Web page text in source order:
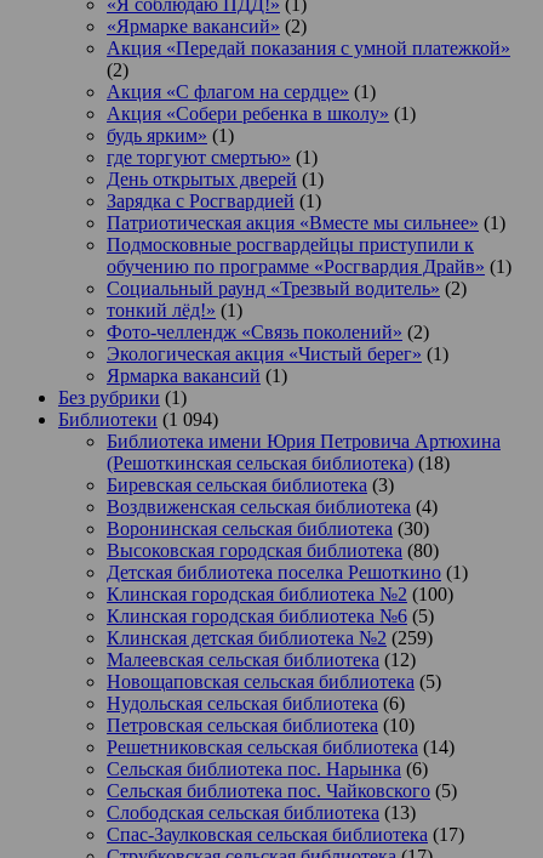
«Ярмарке вакансий» (2)
Акция «Передай показания с умной платежкой»
(2)
Акция «С флагом на сердце» (1)
Акция «Собери ребенка в школу» (1)
будь ярким» (1)
где торгуют смертью» (1)
День открытых дверей (1)
Зарядка с Росгвардией (1)
Патриотическая акция «Вместе мы сильнее» (1)
Подмосковные росгвардейцы приступили к
обучению по программе «Росгвардия Драйв» (1)
Социальный раунд «Трезвый водитель» (2)
тонкий лёд!» (1)
Фото-челлендж «Связь поколений» (2)
Экологическая акция «Чистый берег» (1)
Ярмарка вакансий (1)
Без рубрики (1)
Библиотеки (1 094)
Библиотека имени Юрия Петровича Артюхина
(Решоткинская сельская библиотека) (18)
Биревская сельская библиотека (3)
Воздвиженская сельская библиотека (4)
Воронинская сельская библиотека (30)
Высоковская городская библиотека (80)
Детская библиотека поселка Решоткино (1)
Клинская городская библиотека №2 (100)
Клинская городская библиотека №6 (5)
Клинская детская библиотека №2 (259)
Малеевская сельская библиотека (12)
Новощаповская сельская библиотека (5)
Нудольская сельская библиотека (6)
Петровская сельская библиотека (10)
Решетниковская сельская библиотека (14)
Сельская библиотека пос. Нарынка (6)
Сельская библиотека пос. Чайковского (5)
Слободская сельская библиотека (13)
Спас-Заулковская сельская библиотека (17)